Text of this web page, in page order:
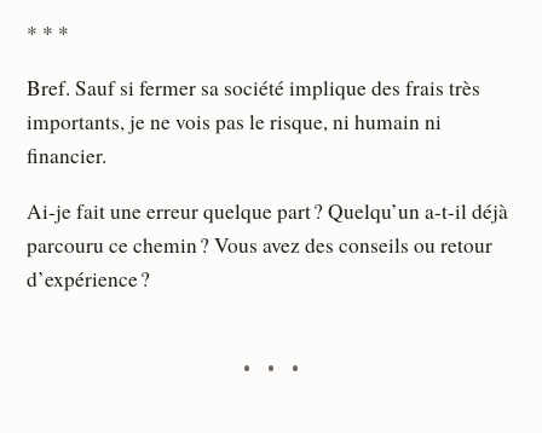
* * *
Bref. Sauf si fermer sa société implique des frais très
importants, je ne vois pas le risque, ni humain ni
financier.
Ai-je fait une erreur quelque part ? Quelqu’un a-t-il déjà
parcouru ce chemin ? Vous avez des conseils ou retour
d’expérience ?